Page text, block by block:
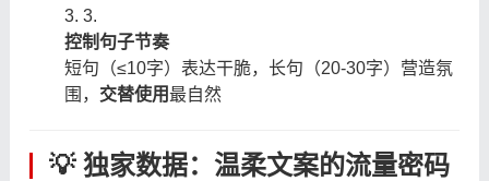
3.
控制句子节奏
短句（≤10字）表达干脆，长句（20-30字）营造氛
围， 交替使用最自然
💡 独家数据：温柔文案的流量密码